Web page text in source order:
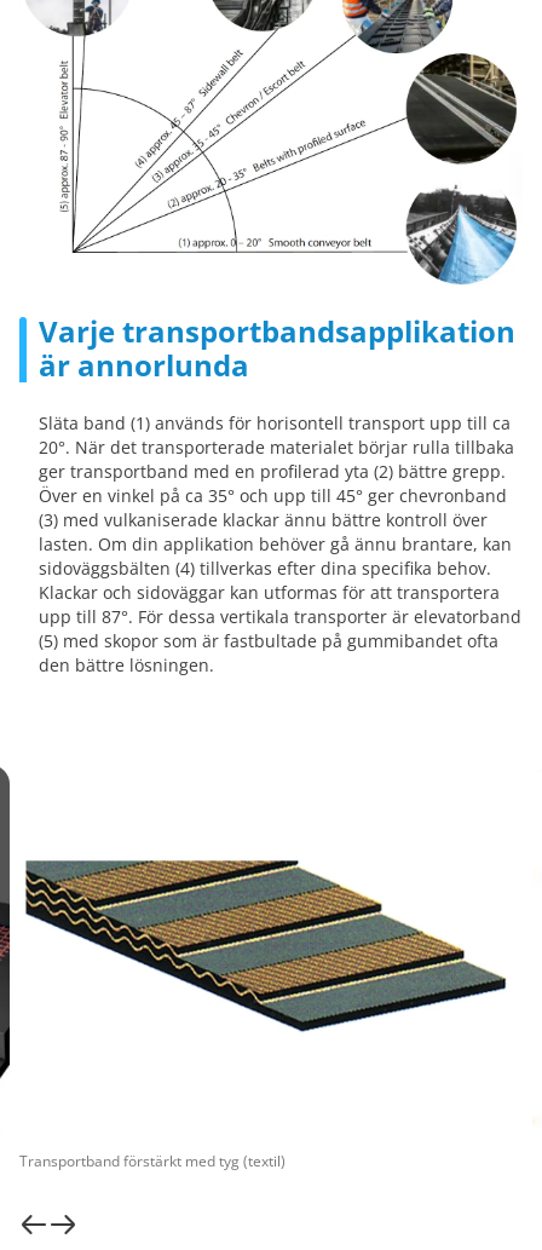
Varje transportbandsapplikation
är annorlunda
Släta band (1) används för horisontell transport upp till ca
20°. När det transporterade materialet börjar rulla tillbaka
ger transportband med en profilerad yta (2) bättre grepp.
Över en vinkel på ca 35° och upp till 45° ger chevronband
(3) med vulkaniserade klackar ännu bättre kontroll över
lasten. Om din applikation behöver gå ännu brantare, kan
sidoväggsbälten (4) tillverkas efter dina specifika behov.
Klackar och sidoväggar kan utformas för att transportera
upp till 87°. För dessa vertikala transporter är elevatorband
(5) med skopor som är fastbultade på gummibandet ofta
den bättre lösningen.
Transportband förstärkt med tyg (textil)